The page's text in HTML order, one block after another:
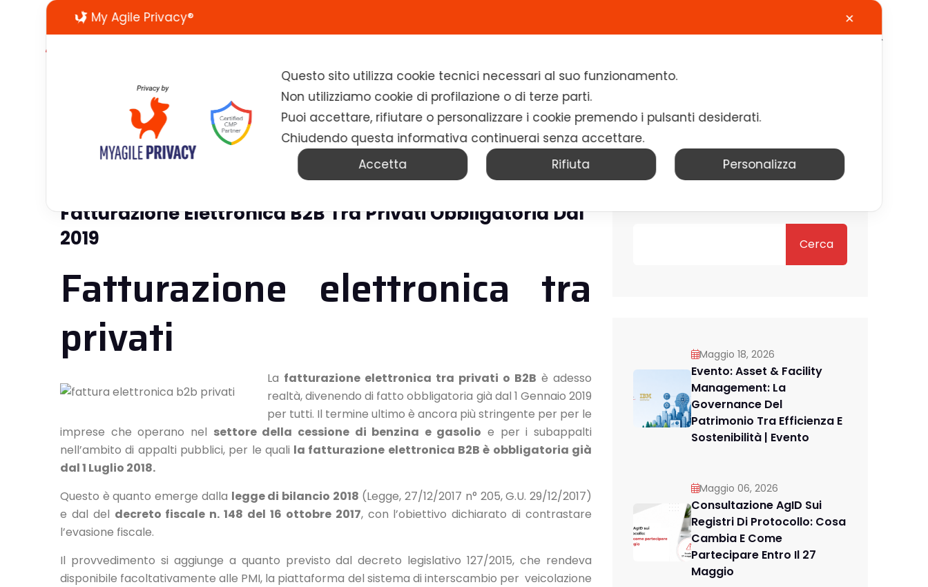
Home Chi siamo Soluzioni News Calendario Contatti Lavora con noi
Fatturazione Elettronica B2B Tra Privati Obbligatoria Dal
2019
Fatturazione elettronica tra
privati
La fatturazione elettronica tra privati o B2B è adesso
realtà, divenendo di fatto obbligatoria già dal 1 Gennaio 2019
per tutti. Il termine ultimo è ancora più stringente per per le
imprese che operano nel settore della cessione di benzina e gasolio e per i subappalti
nell’ambito di appalti pubblici, per le quali la fatturazione elettronica B2B è obbligatoria già
dal 1 Luglio 2018.
Questo è quanto emerge dalla legge di bilancio 2018 (Legge, 27/12/2017 n° 205, G.U. 29/12/2017)
e dal del decreto fiscale n. 148 del 16 ottobre 2017, con l’obiettivo dichiarato di contrastare
l’evasione fiscale.
Il provvedimento si aggiunge a quanto previsto dal decreto legislativo 127/2015, che rendeva
disponibile facoltativamente alle PMI, la piattaforma del sistema di interscambio per veicolazione
Cerca
Maggio 18, 2026
Evento: Asset & Facility
Management: La
Governance Del
Patrimonio Tra Efficienza E
Sostenibilità | Evento
Maggio 06, 2026
Consultazione AgID Sui
Registri Di Protocollo: Cosa
Cambia E Come
Partecipare Entro Il 27
Maggio
My Agile Privacy® ✕
Questo sito utilizza cookie tecnici necessari al suo funzionamento.
Non utilizziamo cookie di profilazione o di terze parti.
Puoi accettare, rifiutare o personalizzare i cookie premendo i pulsanti desiderati.
Chiudendo questa informativa continuerai senza accettare.
Accetta
Rifiuta Personalizza